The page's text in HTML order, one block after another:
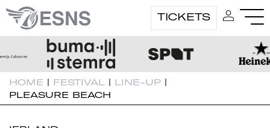
TICKETS
HOME | FESTIVAL | LINE-UP |
PLEASURE BEACH